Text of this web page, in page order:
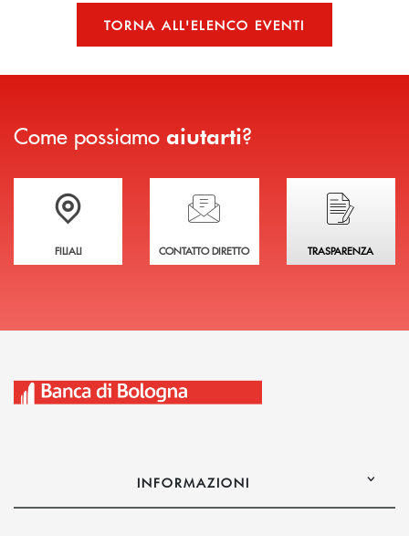
TORNA ALL'ELENCO EVENTI
Come possiamo aiutarti?
Trova la filiale più vicina a te
FILIALI
Hai bisogno di assistenza immediata?
CONTATTO DIRETTO
Hai bisogno di
TRASPARENZA
INFORMAZIONI